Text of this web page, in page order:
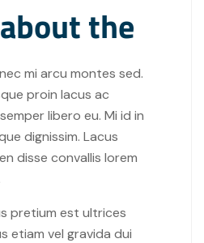
the
mi arcu montes sed.
proin lacus ac
libero eu. Mi id in
dignissim. Lacus
disse convallis lorem
pretium est ultrices
etiam vel gravida dui